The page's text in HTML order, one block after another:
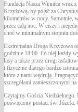
Fundacja Nasza Winnica wraz
Krzyżową, by pójść za
kilometrów w nocy. Samotnie,
przez całą noc. W ciszy i
choć w minimalnym stopniu
Ekstremalna Droga Krzyżowa
godzinie 18:00. Po niej każdy
lasy a także przez drogi
i fizycznie dlatego bardzo
które z nami wędrują.
szczegółami zamieszczonymi
Czytajmy Gościa Niedzielnego.
poświęcony postaci św. Józefa.